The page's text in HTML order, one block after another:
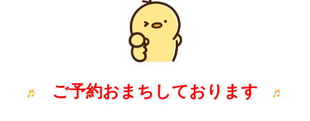
♬ ご予約おまちしております ♬